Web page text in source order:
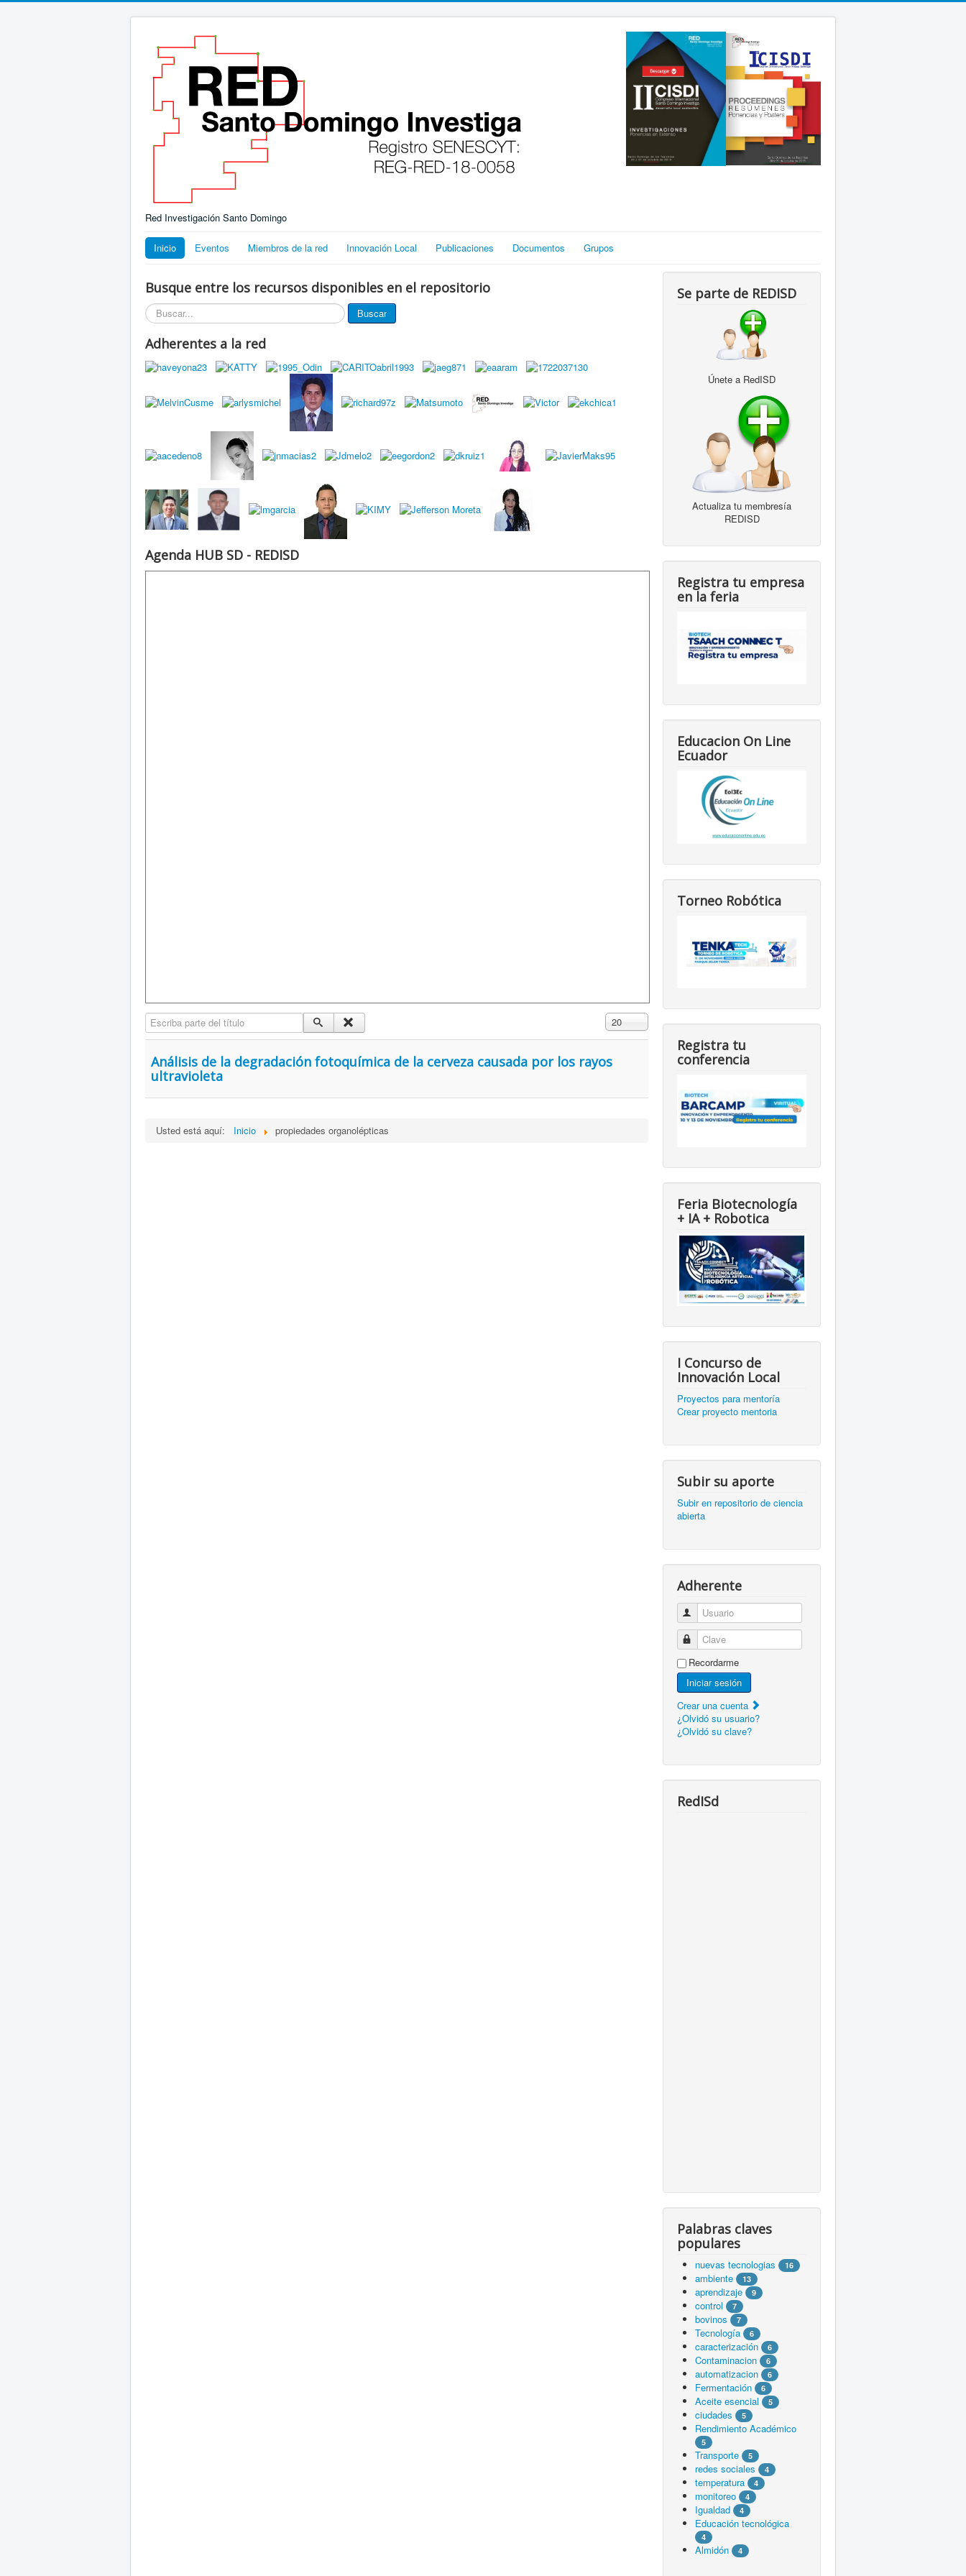
Red Investigación Santo Domingo
Inicio Eventos Miembros de la red Innovación Local Publicaciones Documentos Grupos
Busque entre los recursos disponibles en el repositorio
Buscar... Buscar
Adherentes a la red
Agenda HUB SD - REDISD
Escriba parte del título Mostrar #
20
Análisis de la degradación fotoquímica de la cerveza causada por los rayos
ultravioleta
Usted está aquí: Inicio propiedades organolépticas
Se parte de REDISD
Únete a RedISD
Actualiza tu membresía
REDISD
Registra tu empresa
en la feria
Educacion On Line
Ecuador
Torneo Robótica
Registra tu
conferencia
Feria Biotecnología
+ IA + Robotica
I Concurso de
Innovación Local
Proyectos para mentoría
Crear proyecto mentoria
Subir su aporte
Subir en repositorio de ciencia
abierta
Adherente
Usuario
Clave
Recordarme
Iniciar sesión
Crear una cuenta
¿Olvidó su usuario?
¿Olvidó su clave?
RedISd
Palabras claves
populares
nuevas tecnologias 16
ambiente 13
aprendizaje 9
control 7
bovinos 7
Tecnología 6
caracterización 6
Contaminacion 6
automatizacion 6
Fermentación 6
Aceite esencial 5
ciudades 5
Rendimiento Académico
5
Transporte 5
redes sociales 4
temperatura 4
monitoreo 4
Igualdad 4
Educación tecnológica
4
Almidón 4